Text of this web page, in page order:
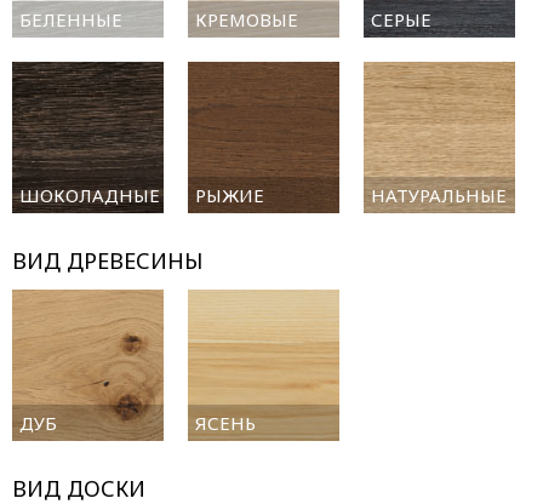
БЕЛЕННЫЕ КРЕМОВЫЕ СЕРЫЕ
ШОКОЛАДНЫЕ РЫЖИЕ НАТУРАЛЬНЫЕ
ВИД ДРЕВЕСИНЫ
ДУБ ЯСЕНЬ
ВИД ДОСКИ